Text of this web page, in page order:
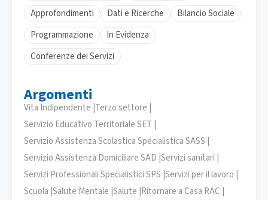
Approfondimenti
Dati e Ricerche
Bilancio Sociale
Programmazione
In Evidenza
Conferenze dei Servizi
Argomenti
Vita Indipendente | Terzo settore |
Servizio Educativo Territoriale SET |
Servizio Assistenza Scolastica Specialistica SASS |
Servizio Assistenza Domiciliare SAD | Servizi sanitari |
Servizi Professionali Specialistici SPS | Servizi per il lavoro |
Scuola | Salute Mentale | Salute | Ritornare a Casa RAC |